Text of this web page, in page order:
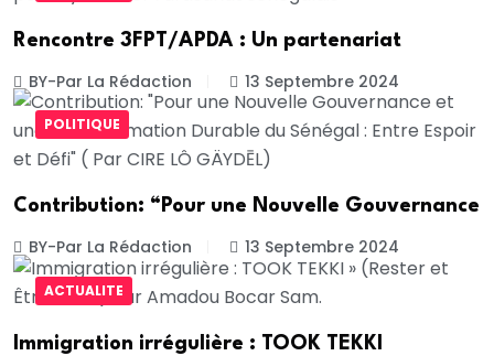
Rencontre 3FPT/APDA : Un partenariat
BY-Par La Rédaction 13 Septembre 2024
POLITIQUE
Contribution: “Pour une Nouvelle Gouvernance
BY-Par La Rédaction 13 Septembre 2024
ACTUALITE
Immigration irrégulière : TOOK TEKKI